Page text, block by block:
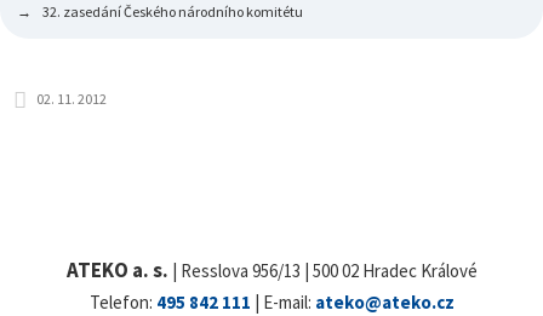
32. zasedání Českého národního komitétu
02. 11. 2012
ATEKO a. s. | Resslova 956/13 | 500 02 Hradec Králové
Telefon: 495 842 111 | E-mail: ateko@ateko.cz